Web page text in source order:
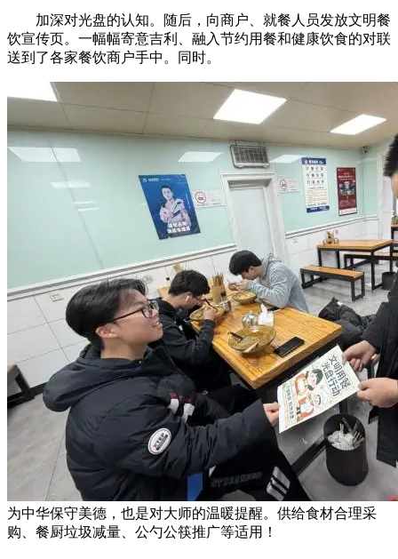
加深对光盘的认知。随后，向商户、就餐人员发放文明餐
饮宣传页。一幅幅寄意吉利、融入节约用餐和健康饮食的对联
送到了各家餐饮商户手中。同时。
为中华保守美德，也是对大师的温暖提醒。供给食材合理采
购、餐厨垃圾减量、公勺公筷推广等适用！